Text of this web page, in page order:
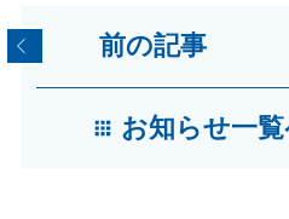
前の記事
お知らせ一